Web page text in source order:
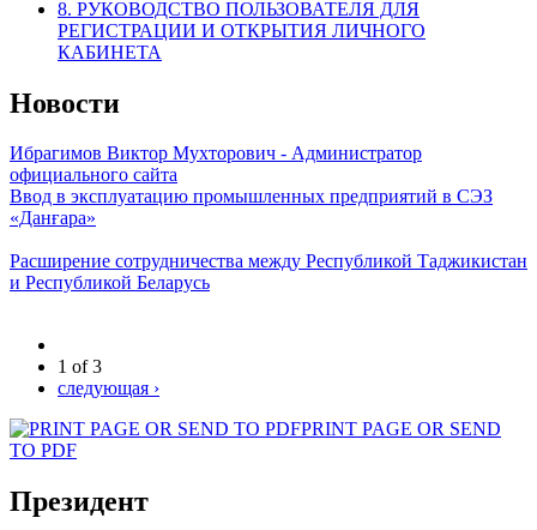
8. РУКОВОДСТВО ПОЛЬЗОВАТЕЛЯ ДЛЯ
РЕГИСТРАЦИИ И ОТКРЫТИЯ ЛИЧНОГО
КАБИНЕТА
Новости
Ибрагимов Виктор Мухторович - Администратор
официального сайта
Ввод в эксплуатацию промышленных предприятий в СЭЗ
«Данғара»
Расширение сотрудничества между Республикой Таджикистан
и Республикой Беларусь
1 of 3
следующая ›
PRINT PAGE OR SEND
TO PDF
Президент